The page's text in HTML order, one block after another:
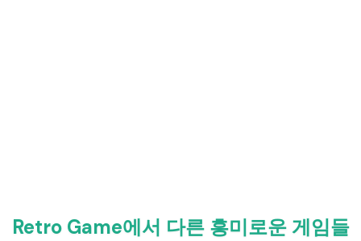
Retro Game에서 다른 흥미로운 게임들